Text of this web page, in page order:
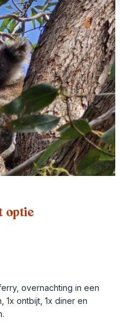
optie
overnachting in een
1x ontbijt, 1x diner en